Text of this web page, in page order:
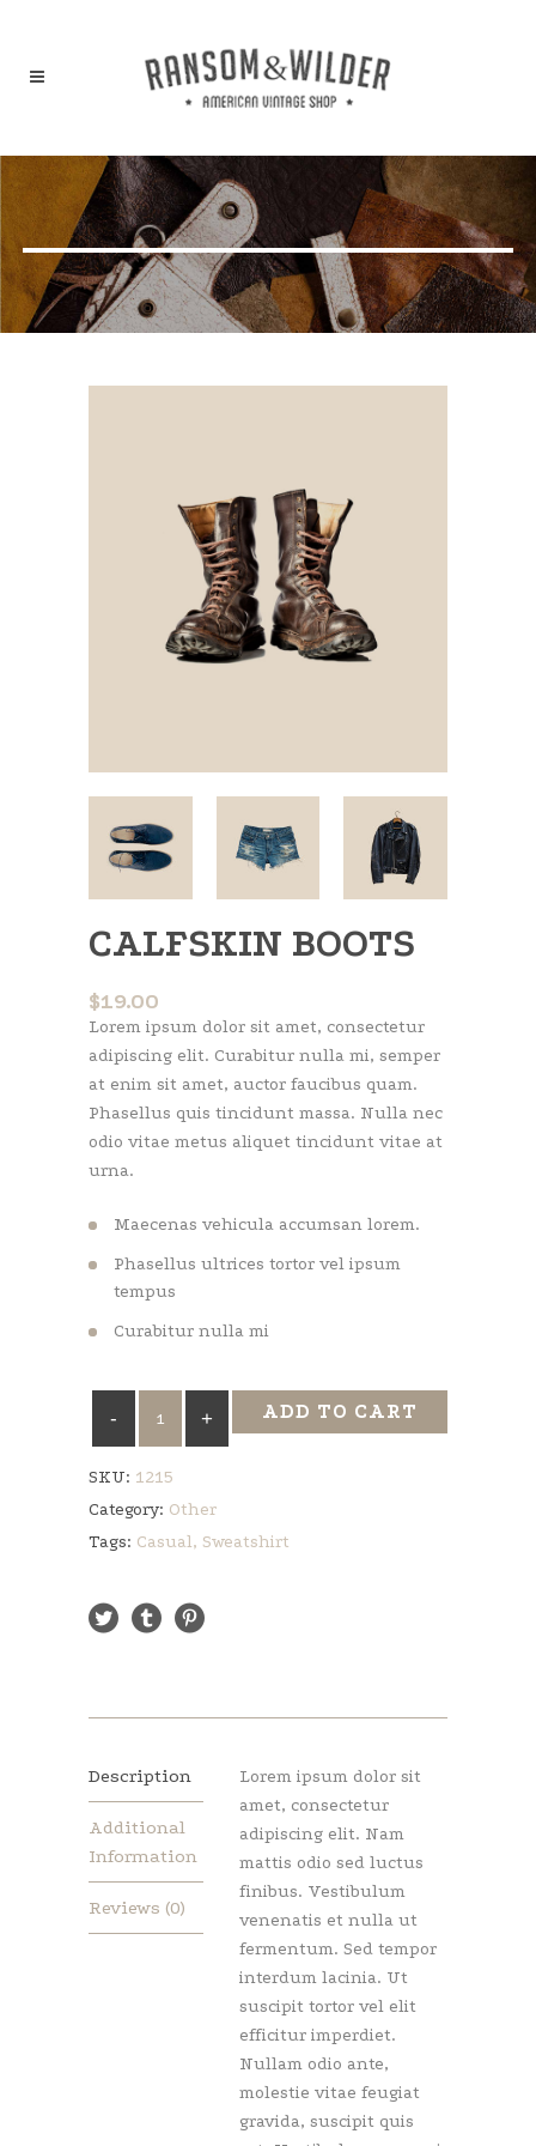
CALFSKIN BOOTS
$19.00
Lorem ipsum dolor sit amet, consectetur
adipiscing elit. Curabitur nulla mi, semper
at enim sit amet, auctor faucibus quam.
Phasellus quis tincidunt massa. Nulla nec
odio vitae metus aliquet tincidunt vitae at
urna.
Maecenas vehicula accumsan lorem.
Phasellus ultrices tortor vel ipsum
tempus
Curabitur nulla mi
Boots
ADD TO CART
SKU: 1215
Category: Other
Tags: Casual, Sweatshirt
Description
Additional
Information
Reviews (0)
Lorem ipsum dolor sit
amet, consectetur
adipiscing elit. Nam
mattis odio sed luctus
finibus. Vestibulum
venenatis et nulla ut
fermentum. Sed tempor
interdum lacinia. Ut
suscipit tortor vel elit
efficitur imperdiet.
Nullam odio ante,
molestie vitae feugiat
gravida, suscipit quis